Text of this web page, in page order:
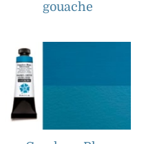
gouache